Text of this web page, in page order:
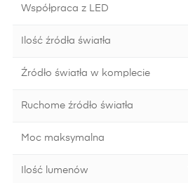
Współpraca z LED
Ilość źródła światła
Źródło światła w komplecie
Ruchome źródło światła
Moc maksymalna
Ilość lumenów